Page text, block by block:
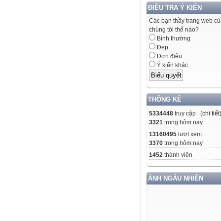
ĐIỀU TRA Ý KIẾN
Các bạn thầy trang web
chúng tôi thế nào?
Bình thường
Đẹp
Đơn điệu
Ý kiến khác
THỐNG KÊ
5334448 truy cập (chi tiết)
3321 trong hôm nay
13160495 lượt xem
3370 trong hôm nay
1452 thành viên
ẢNH NGẪU NHIÊN